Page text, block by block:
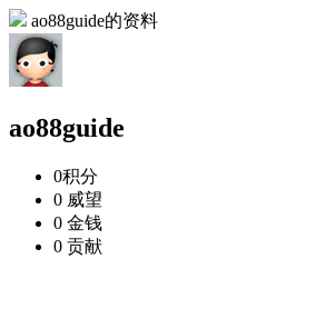
ao88guide的资料
ao88guide
0积分
0 威望
0 金钱
0 贡献